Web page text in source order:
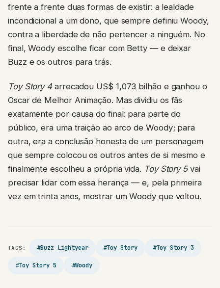
frente a frente duas formas de existir: a lealdade
incondicional a um dono, que sempre definiu Woody,
contra a liberdade de não pertencer a ninguém. No
final, Woody escolhe ficar com Betty — e deixar
Buzz e os outros para trás.
Toy Story 4 arrecadou US$ 1,073 bilhão e ganhou o
Oscar de Melhor Animação. Mas dividiu os fãs
exatamente por causa do final: para parte do
público, era uma traição ao arco de Woody; para
outra, era a conclusão honesta de um personagem
que sempre colocou os outros antes de si mesmo e
finalmente escolheu a própria vida. Toy Story 5vai
precisar lidar com essa herança — e, pela primeira
vez em trinta anos, mostrar um Woody que voltou.
TAGS: #Buzz Lightyear #Toy Story #Toy Story 3
#Toy Story 5 #Woody